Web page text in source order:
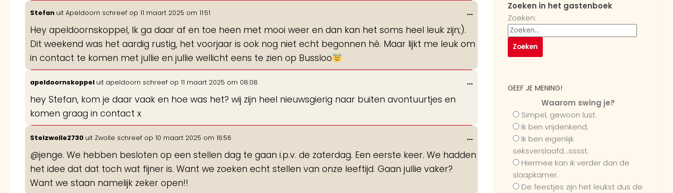
Stefan uit Apeldoorn schreef op 11 maart 2025 om 11:51
Hey apeldoornskoppel, Ik ga daar af en toe heen met mooi weer en dan kan het soms heel leuk zijn;).
Dit weekend was het aardig rustig, het voorjaar is ook nog niet echt begonnen hè. Maar lijkt me leuk om
in contact te komen met jullie en jullie wellicht eens te zien op Bussloo
...Wissel
metabox.
apeldoornskoppel uit apeldoorn schreef op 11 maart 2025 om 08:08
hey Stefan, kom je daar vaak en hoe was het? wij zijn heel nieuwsgierig naar buiten avontuurtjes en
komen graag in contact x
...Wissel
Stelzwolle2730 uit Zwolle schreef op 10 maart 2025 om 16:56
@jenge. We hebben besloten op een stellen dag te gaan i.p.v. de zaterdag. Een eerste keer. We hadden
het idee dat dat toch wat fijner is. Want we zoeken echt stellen van onze leeftijd. Gaan jullie vaker?
Want we staan namelijk zeker open!!
...Wissel
metabox.
Zoeken in het gastenboek
Zoeken:
GEEF JE MENING!
Waarom swing je?
Simpel, gewoon lust.
Ik ben vrijdenkend.
Ik ben eigenlijk
seksverslaafd...sssst.
Hiermee kan ik verder dan de
slaapkamer.
De feestjes zijn het leukst dus de